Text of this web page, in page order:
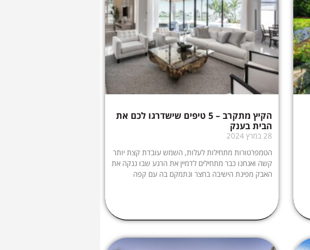
הקיץ מתקרב – 5 טיפים שישדרגו לכם את
הבית בענק
28 במרץ 2024
הטמפרטורות מתחילות לעלות, השמש עובדת קצת יותר
קשה ואנחנו כבר מתחילים לדמיין את הרגע שבו ננקה את
האבק מפינת הישיבה בחצר ונתמקם בה עם קפה